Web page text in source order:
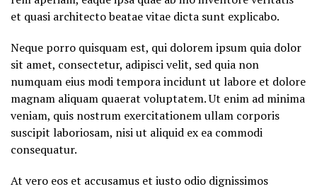
et quasi architecto beatae vitae dicta sunt explicabo.
Neque porro quisquam est, qui dolorem ipsum quia dolor
sit amet, consectetur, adipisci velit, sed quia non
numquam eius modi tempora incidunt ut labore et dolore
magnam aliquam quaerat voluptatem. Ut enim ad minima
veniam, quis nostrum exercitationem ullam corporis
suscipit laboriosam, nisi ut aliquid ex ea commodi
consequatur.
At vero eos et accusamus et iusto odio dignissimos